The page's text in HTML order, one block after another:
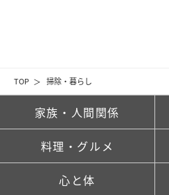
TOP 掃除・暮らし
家族・人間関係
料理・グルメ
心と体